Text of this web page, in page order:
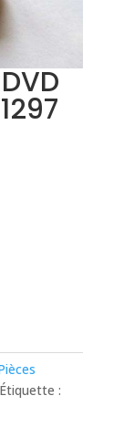
Étiquette :